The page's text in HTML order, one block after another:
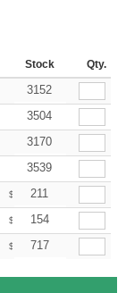
288 + More
Stock Qty.
8.42
3152
8.42
3504
8.42
3170
8.42
3539
$ 12.95
211
$ 12.95
154
$ 12.95
717